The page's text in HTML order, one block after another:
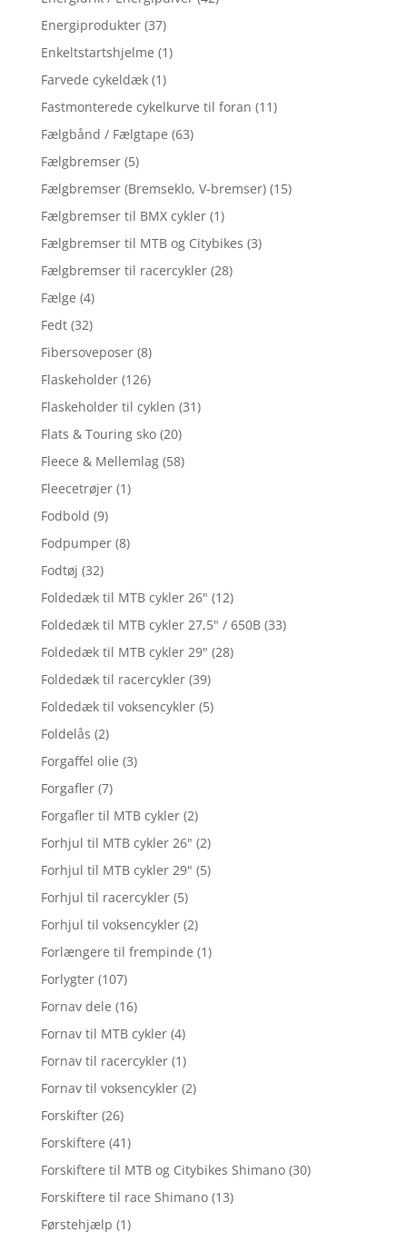
Energiprodukter (37)
Enkeltstartshjelme (1)
Farvede cykeldæk (1)
Fastmonterede cykelkurve til foran (11)
Fælgbånd / Fælgtape (63)
Fælgbremser (5)
Fælgbremser (Bremseklo, V-bremser) (15)
Fælgbremser til BMX cykler (1)
Fælgbremser til MTB og Citybikes (3)
Fælgbremser til racercykler (28)
Fælge (4)
Fedt (32)
Fibersoveposer (8)
Flaskeholder (126)
Flaskeholder til cyklen (31)
Flats & Touring sko (20)
Fleece & Mellemlag (58)
Fleecetrøjer (1)
Fodbold (9)
Fodpumper (8)
Fodtøj (32)
Foldedæk til MTB cykler 26" (12)
Foldedæk til MTB cykler 27,5" / 650B (33)
Foldedæk til MTB cykler 29" (28)
Foldedæk til racercykler (39)
Foldedæk til voksencykler (5)
Foldelås (2)
Forgaffel olie (3)
Forgafler (7)
Forgafler til MTB cykler (2)
Forhjul til MTB cykler 26" (2)
Forhjul til MTB cykler 29" (5)
Forhjul til racercykler (5)
Forhjul til voksencykler (2)
Forlængere til frempinde (1)
Forlygter (107)
Fornav dele (16)
Fornav til MTB cykler (4)
Fornav til racercykler (1)
Fornav til voksencykler (2)
Forskifter (26)
Forskiftere (41)
Forskiftere til MTB og Citybikes Shimano (30)
Forskiftere til race Shimano (13)
Førstehjælp (1)